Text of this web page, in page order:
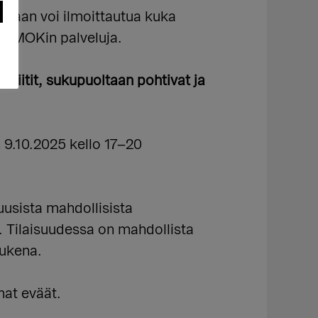
voi ilmoittautua kuka
palveluja.
sukupuoltaan pohtivat ja
kello 17–20
mahdollisista
on mahdollista
eväät.